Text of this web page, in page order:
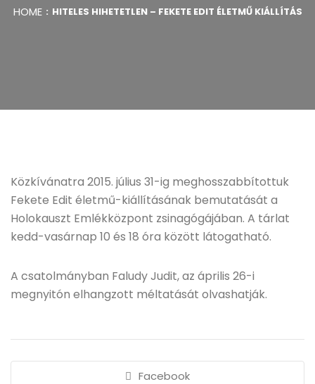
HOME HITELES HIHETETLEN – FEKETE EDIT ÉLETMŰ KIÁLLÍTÁS
Közkívánatra 2015. július 31-ig meghosszabbítottuk
Fekete Edit életmű-kiállításának bemutatását a
Holokauszt Emlékközpont zsinagógájában. A tárlat
kedd-vasárnap 10 és 18 óra között látogatható.
A csatolmányban Faludy Judit, az április 26-i
megnyitón elhangzott méltatását olvashatják.
Facebook